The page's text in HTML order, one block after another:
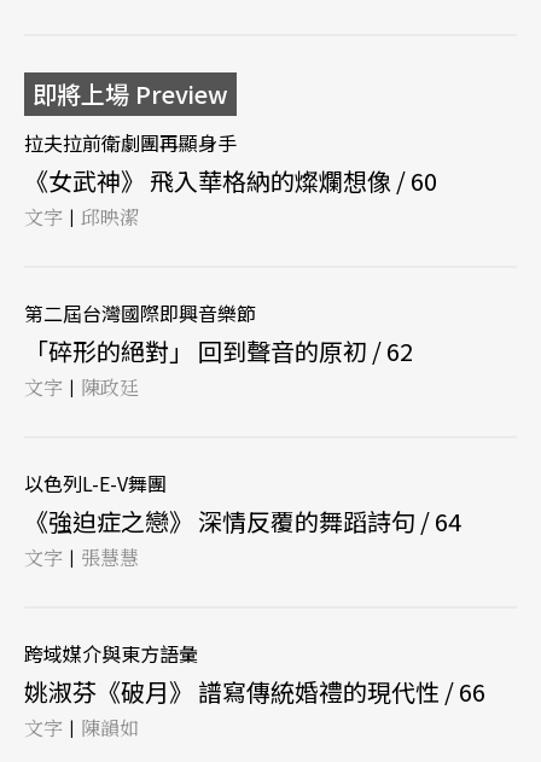
即將上場 Preview
拉夫拉前衛劇團再顯身手
《女武神》 飛入華格納的燦爛想像 / 60
文字 | 邱映潔
第二屆台灣國際即興音樂節
「碎形的絕對」 回到聲音的原初 / 62
文字 | 陳政廷
以色列L-E-V舞團
《強迫症之戀》 深情反覆的舞蹈詩句 / 64
文字 | 張慧慧
跨域媒介與東方語彙
姚淑芬《破月》 譜寫傳統婚禮的現代性 / 66
文字 | 陳韻如